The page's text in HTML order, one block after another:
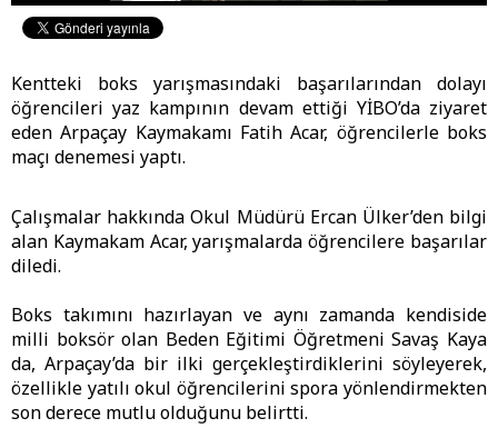
Kentteki boks yarışmasındaki başarılarından dolayı
öğrencileri yaz kampının devam ettiği YİBO’da ziyaret
eden Arpaçay Kaymakamı Fatih Acar, öğrencilerle boks
maçı denemesi yaptı.
Çalışmalar hakkında Okul Müdürü Ercan Ülker’den bilgi
alan Kaymakam Acar, yarışmalarda öğrencilere başarılar
diledi.
Boks takımını hazırlayan ve aynı zamanda kendiside
milli boksör olan Beden Eğitimi Öğretmeni Savaş Kaya
da, Arpaçay’da bir ilki gerçekleştirdiklerini söyleyerek,
özellikle yatılı okul öğrencilerini spora yönlendirmekten
son derece mutlu olduğunu belirtti.